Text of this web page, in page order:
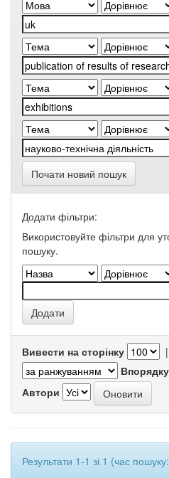
Почати новий пошук
Додати фільтри:
Використовуйте фільтри для
пошуку.
Вивести на сторінку |
Автори
Результати 1-1 зі 1 (час